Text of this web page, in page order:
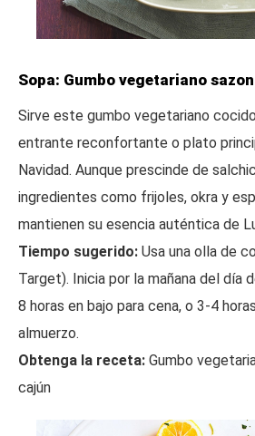
Sopa: Gumbo vegetariano
Sirve este gumbo vegetariano
entrante reconfortante o plato
Navidad. Aunque prescinde de
ingredientes como frijoles, okra y
mantienen su esencia auténtica de
Tiempo sugerido: Usa una olla de
Target). Inicia por la mañana del día
8 horas en bajo para cena, o 3-4
almuerzo.
Obtenga la receta: Gumbo
cajún